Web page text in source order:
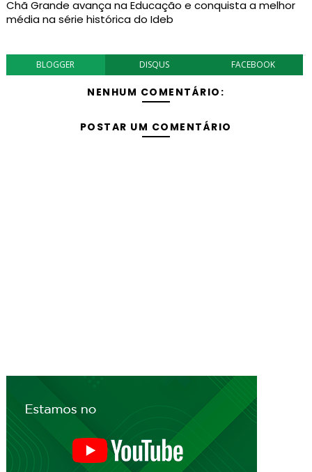
Chã Grande avança na Educação e conquista a melhor
média na série histórica do Ideb
BLOGGER DISQUS FACEBOOK
NENHUM COMENTÁRIO:
POSTAR UM COMENTÁRIO